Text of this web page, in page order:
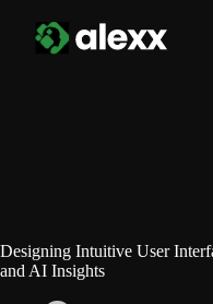
Designing Intuitive User
and AI Insights